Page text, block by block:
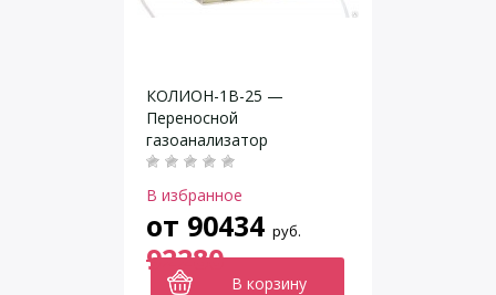
КОЛИОН-1В-25 —
Переносной
газоанализатор
В избранное
от 90434 руб.
92280
В корзину